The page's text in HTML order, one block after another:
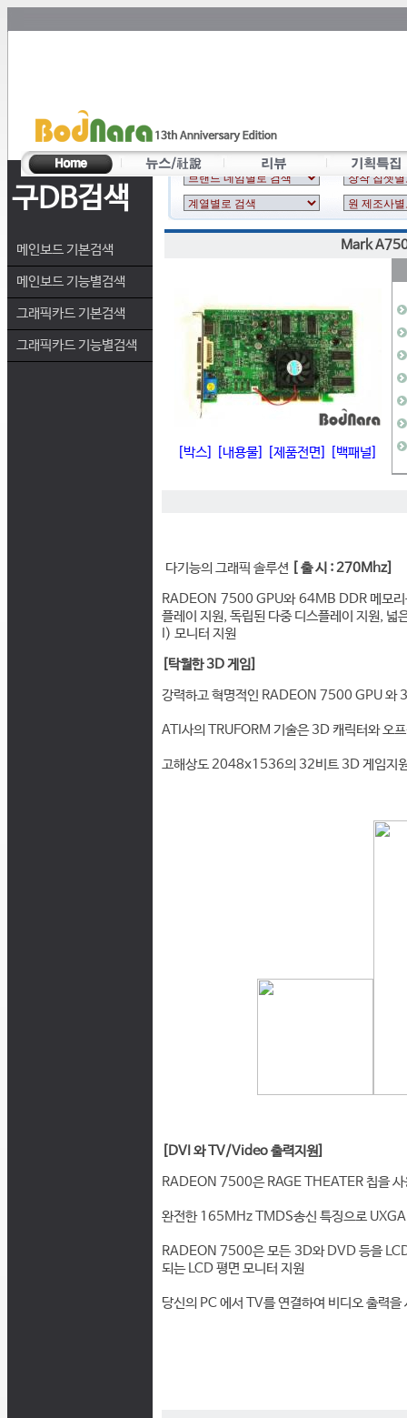
구DB검색
메인보드 기본검색
메인보드 기능별검색
그래픽카드 기본검색
그래픽카드 기능별검색
Mark
[박스] [내용물] [제품전면] [백패널]
다기능의 그래픽 솔루션
[ 출 시 : 270Mhz]
RADEON 7500 GPU와 64MB DDR 메모리
플레이 지원, 독립된 다중 디스플레이 지원,
I) 모니터 지원
[탁월한 3D 게임]
강력하고 혁명적인 RADEON 7500 GPU 와
ATI사의 TRUFORM 기술은 3D 캐릭터와 오
고해상도 2048x1536의 32비트 3D 게임지
[DVI 와 TV/Video 출력지원]
RADEON 7500은 RAGE THEATER 칩을 사
완전한 165MHz TMDS송신 특징으로
RADEON 7500은 모든 3D와 DVD 등을
되는 LCD 평면 모니터 지원
당신의 PC 에서 TV를 연결하여 비디오 출력